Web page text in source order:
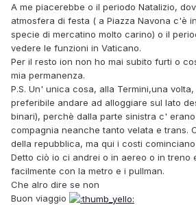
A me piacerebbe o il periodo Natalizio,
atmosfera di festa ( a Piazza Navona c'è
specie di mercatino molto carino) o il
vedere le funzioni in Vaticano.
Per il resto ion non ho mai subito furti o
mia permanenza.
P.S. Un' unica cosa, alla Termini,una
preferibile andare ad alloggiare sul lato
binari), perchè dalla parte sinistra c'
compagnia neanche tanto velata e trans.
della repubblica, ma qui i costi
Detto ciò io ci andrei o in aereo o in treno
facilmente con la metro e i pullman.
Che alro dire se non
Buon viaggio